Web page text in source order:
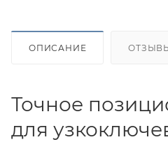
ОПИСАНИЕ
Точное
для